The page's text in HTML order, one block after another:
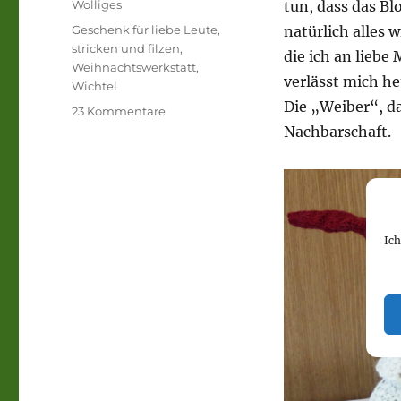
tun, dass das
natürlich alles
die ich an liebe
verlässt mich
Die „Weiber“,
Nachbarschaft.
Kategorien
Wolliges
Schlagwörter
Geschenk für liebe Leute,
stricken und filzen,
Weihnachtswerkstatt,
Wichtel
23 Kommentarezu